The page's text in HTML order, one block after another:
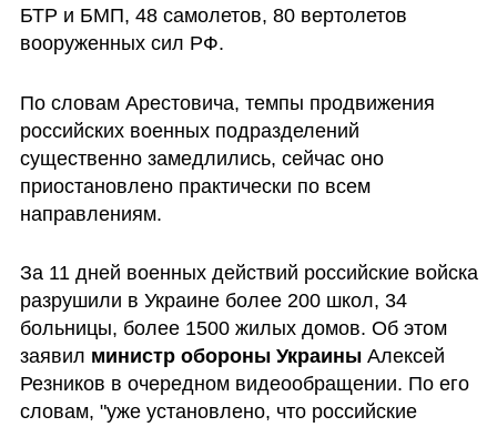
БТР и БМП, 48 самолетов, 80 вертолетов
вооруженных сил РФ.
По словам Арестовича, темпы продвижения
российских военных подразделений
существенно замедлились, сейчас оно
приостановлено практически по всем
направлениям.
За 11 дней военных действий российские войска
разрушили в Украине более 200 школ, 34
больницы, более 1500 жилых домов. Об этом
заявил министр обороны Украины Алексей
Резников в очередном видеообращении. По его
словам, "уже установлено, что российские